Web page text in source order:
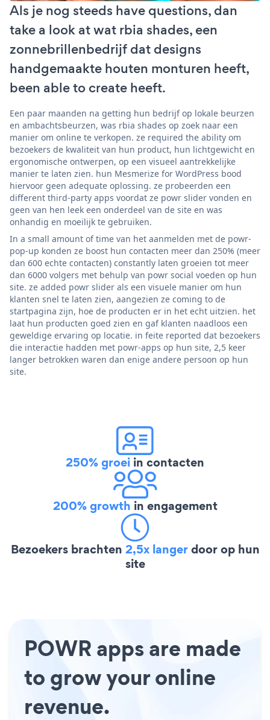
Als je nog steeds have questions, dan
take a look at wat rbia shades, een
zonnebrillenbedrijf dat designs
handgemaakte houten monturen heeft,
been able to create heeft.
Een paar maanden na getting hun bedrijf op lokale beurzen
en ambachtsbeurzen, was rbia shades op zoek naar een
manier om online te verkopen. ze required the ability om
bezoekers de kwaliteit van hun product, hun lichtgewicht en
ergonomische ontwerpen, op een visueel aantrekkelijke
manier te laten zien. hun Mesmerize for WordPress bood
hiervoor geen adequate oplossing. ze probeerden een
different third-party apps voordat ze powr slider vonden en
geen van hen leek een onderdeel van de site en was
onhandig en moeilijk te gebruiken.
In a small amount of time van het aanmelden met de powr-
pop-up konden ze boost hun contacten meer dan 250% (meer
dan 600 echte contacten) constantly laten groeien tot meer
dan 6000 volgers met behulp van powr social voeden op hun
site. ze added powr slider als een visuele manier om hun
klanten snel te laten zien, aangezien ze coming to de
startpagina zijn, hoe de producten er in het echt uitzien. het
laat hun producten goed zien en gaf klanten naadloos een
geweldige ervaring op locatie. in feite reported dat bezoekers
die interactie hadden met powr-apps op hun site, 2,5 keer
langer betrokken waren dan enige andere persoon op hun
site.
250% groei in contacten
200% growth in engagement
Bezoekers brachten 2,5x langerdoor op hun
site
POWR apps are made
to grow your online
revenue.